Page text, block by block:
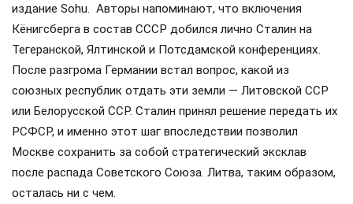
издание Sohu. Авторы напоминают, что включения
Кёнигсберга в состав СССР добился лично Сталин на
Тегеранской, Ялтинской и Потсдамской конференциях.
После разгрома Германии встал вопрос, какой из
союзных республик отдать эти земли — Литовской ССР
или Белорусской ССР. Сталин принял решение передать их
РСФСР, и именно этот шаг впоследствии позволил
Москве сохранить за собой стратегический эксклав
после распада Советского Союза. Литва, таким образом,
осталась ни с чем.